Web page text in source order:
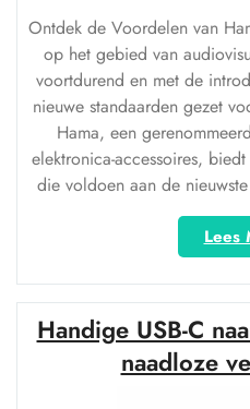
Ontdek de Voordelen van
op het gebied van
voortdurend en met de
nieuwe standaarden gezet
Hama, een
elektronica-accessoires,
die voldoen aan de
Lees
Handige USB-C
naadloze